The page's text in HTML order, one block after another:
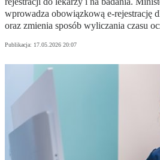
wprowadza obowiązkową e-rejestrację
oraz zmienia sposób wyliczania czasu
Publikacja: 17.05.2026 20:07